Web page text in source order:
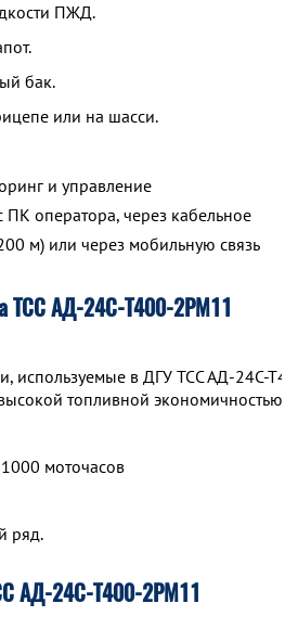
ПЖД.
бак.
или на шасси.
и управление
ПК оператора, через кабельное
м) или через мобильную связь
ТСС АД-24С-Т400-2РМ11
используемые в ДГУ ТСС АД-24С-
топливной экономичностью.
моточасов
ряд.
АД-24С-Т400-2РМ11